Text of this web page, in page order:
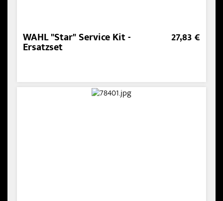
WAHL "Star" Service Kit -
Ersatzset
27,83 €